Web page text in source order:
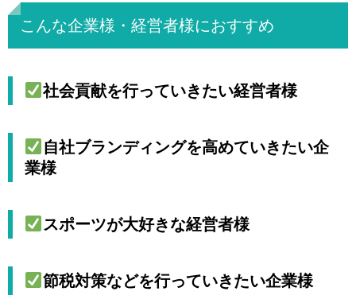
こんな企業様・経営者様におすすめ
社会貢献を行っていきたい経営者様
自社ブランディングを高めていきたい企
業様
スポーツが大好きな経営者様
節税対策などを行っていきたい企業様